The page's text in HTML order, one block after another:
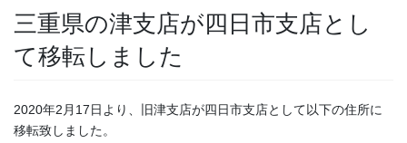
三重県の津支店が四日市支店とし
て移転しました
2020年2月17日より、旧津支店が四日市支店として以下の住所に
移転致しました。